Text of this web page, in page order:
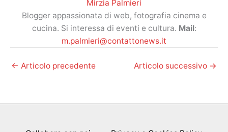
Mirzia Palmieri
Blogger appassionata di web, fotografia cinema e
cucina. Si interessa di eventi e cultura. Mail:
m.palmieri@contattonews.it
← Articolo precedente Articolo successivo →